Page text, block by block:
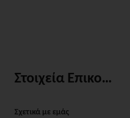
Στοιχεία Επικοινωνίας
Σχετικά με εμάς